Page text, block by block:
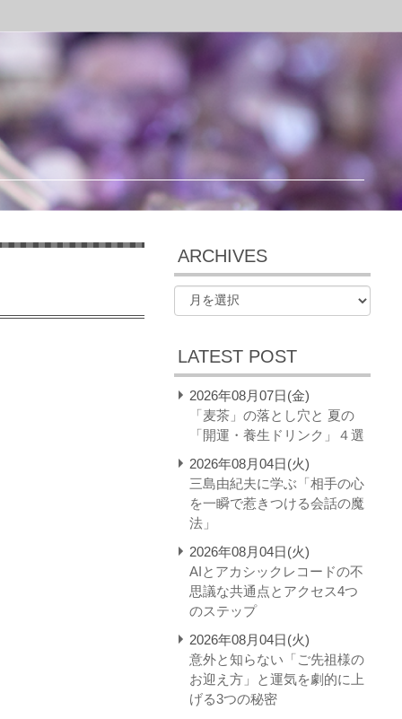
ARCHIVES
LATEST POST
2026年08月07日(金)
「麦茶」の落とし穴と 夏の
「開運・養生ドリンク」４選
2026年08月04日(火)
三島由紀夫に学ぶ「相手の心
を一瞬で惹きつける会話の魔
法」
2026年08月04日(火)
AIとアカシックレコードの不
思議な共通点とアクセス4つ
のステップ
2026年08月04日(火)
意外と知らない「ご先祖様の
お迎え方」と運気を劇的に上
げる3つの秘密